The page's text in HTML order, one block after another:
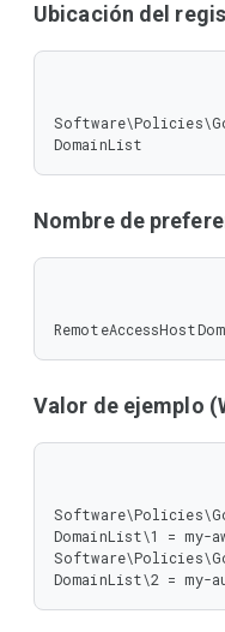
Ubicación del
DomainList
Nombre de
Valor de ejemplo
DomainList\1 = my-
DomainList\2 = my-